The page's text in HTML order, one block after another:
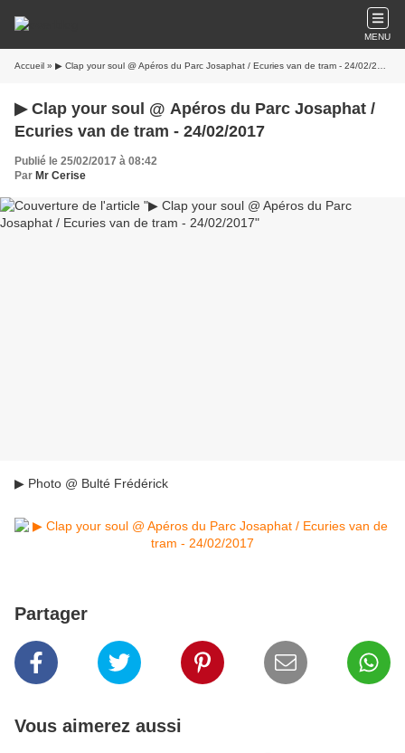
MENU
Accueil » ▶ Clap your soul @ Apéros du Parc Josaphat / Ecuries van de tram - 24/02/2017
▶ Clap your soul @ Apéros du Parc Josaphat /
Ecuries van de tram - 24/02/2017
Publié le 25/02/2017 à 08:42
Par Mr Cerise
▶ Photo @ Bulté Frédérick
Partager
Vous aimerez aussi